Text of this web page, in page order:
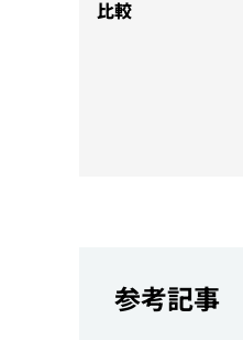
比較
参考記事